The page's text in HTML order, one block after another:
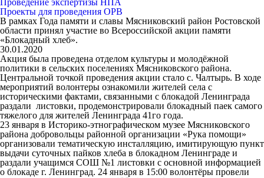
Проведение экспертизы НПА
Проекты для проведения ОРВ
В рамках Года памяти и славы Мясниковский район Ростовской
области принял участие во Всероссийской акции памяти
«Блокадный хлеб».
30.01.2020
Акция была проведена отделом культуры и молодёжной
политики в сельских поселениях Мясниковского района.
Центральной точкой проведения акции стало с. Чалтырь. В ходе
мероприятий волонтеры ознакомили жителей села с
историческими фактами, связанными с блокадой Ленинграда
раздали листовки, продемонстрировали блокадный паек самого
тяжелого для жителей Ленинграда 41го года.
23 января в Историко-этнографическом музее Мясниковского
района добровольцы районной организации «Рука помощи»
организовали тематическую инсталляцию, имитирующую пункт
выдачи суточных пайков хлеба в блокадном Ленинграде и
раздали учащимся СОШ №1 листовки с основной информацией
о блокаде г. Ленинград. 24 января в 15:00 волонтёры провели